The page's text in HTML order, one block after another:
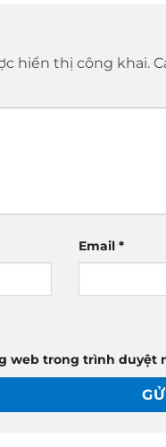
hiển thị công khai.
Email*
web trong trình duyệt